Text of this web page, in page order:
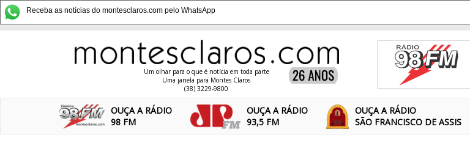
Receba as notícias do montesclaros.com pelo WhatsApp
Um olhar para o que é notícia em toda parte
Uma janela para Montes Claros
(38) 3229-9800
OUÇA A RÁDIO
98 FM
OUÇA A RÁDIO
93,5 FM
OUÇA A RÁDIO
SÃO FRANCISCO DE ASSIS